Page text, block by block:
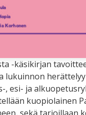
-käsikirjan
lukuinnon
, esi- ja
kuopiolainen